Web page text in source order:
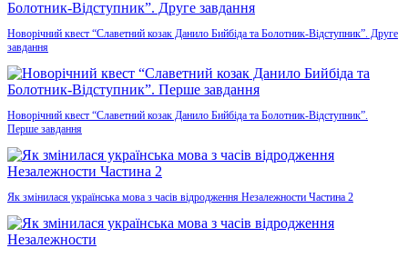
Новорічний квест “Славетний козак Данило Бийбіда та Болотник-Відступник”. Друге
завдання
Новорічний квест “Славетний козак Данило Бийбіда та Болотник-Відступник”.
Перше завдання
Як змінилася українська мова з часів відродження Незалежности Частина 2